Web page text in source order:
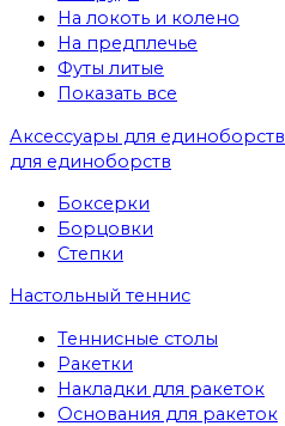
На локоть и колено
На предплечье
Футы литые
Показать все
Аксессуары для единоборств
для единоборств
Боксерки
Борцовки
Степки
Настольный теннис
Теннисные столы
Ракетки
Накладки для ракеток
Основания для ракеток